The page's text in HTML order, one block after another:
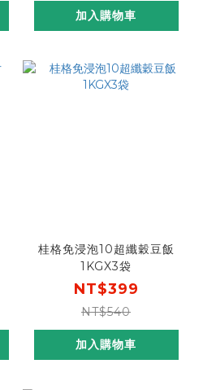
加入購物車
桂格免浸泡10超纖穀豆飯
1KGX3袋
NT$399
NT$540
加入購物車